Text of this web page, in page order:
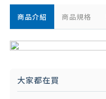
商品介紹 商品規格
大家都在買